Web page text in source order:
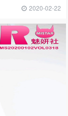
2020-02-22